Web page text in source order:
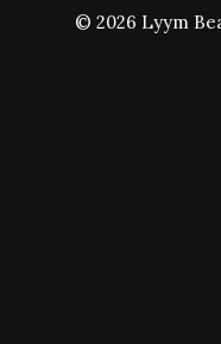
© 2026 Lyym